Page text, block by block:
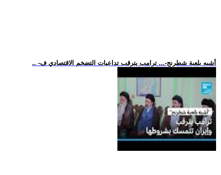
.. -أشبه بلعبة شطرنج-... ترامب يترقب تداعيات التضخم الاقتصادي ف